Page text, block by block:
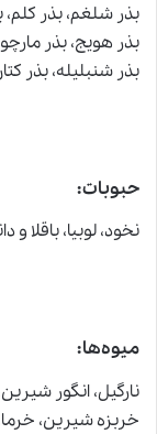
بذر شلغم، بذر كلم،
بذر هویج، بذر
بذر شنبلیله، بذر
حبوبات:
نخود، لوبیا، باقلا
میوه‌ها:
نارگیل، انگور
خربزه شیرین، خرما.